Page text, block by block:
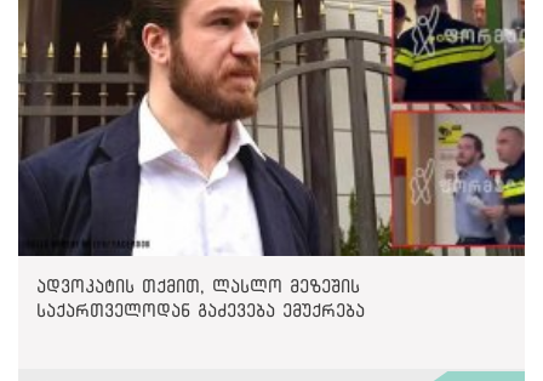
ადვოკატის თქმით, ლასლო მეზეშის
საქართველოდან გაძევება ემუქრება